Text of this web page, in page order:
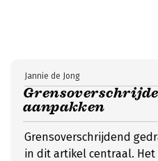
aanpakken
Jannie de Jong
Grensoverschrijdend
in dit artikel centraal.